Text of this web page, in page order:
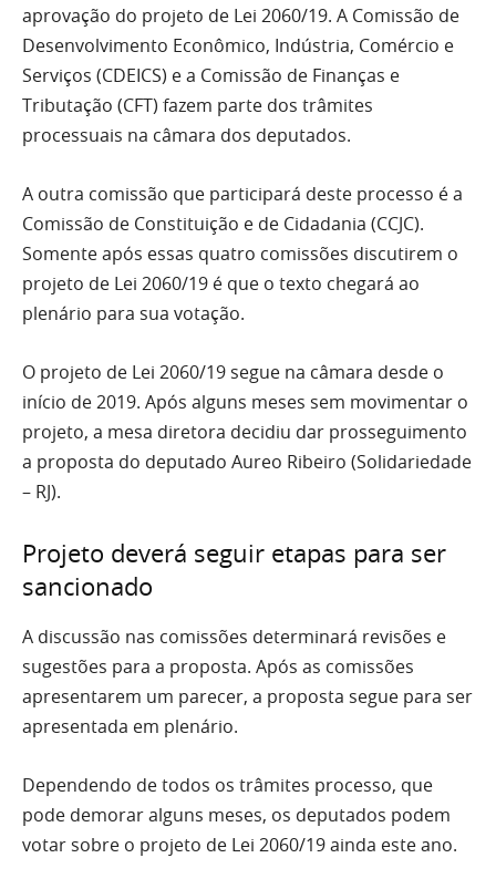
aprovação do projeto de Lei 2060/19. A Comissão de
Desenvolvimento Econômico, Indústria, Comércio e
Serviços (CDEICS) e a Comissão de Finanças e
Tributação (CFT) fazem parte dos trâmites
processuais na câmara dos deputados.
A outra comissão que participará deste processo é a
Comissão de Constituição e de Cidadania (CCJC).
Somente após essas quatro comissões discutirem o
projeto de Lei 2060/19 é que o texto chegará ao
plenário para sua votação.
O projeto de Lei 2060/19 segue na câmara desde o
início de 2019. Após alguns meses sem movimentar o
projeto, a mesa diretora decidiu dar prosseguimento
a proposta do deputado Aureo Ribeiro (Solidariedade
– RJ).
Projeto deverá seguir etapas para ser
sancionado
A discussão nas comissões determinará revisões e
sugestões para a proposta. Após as comissões
apresentarem um parecer, a proposta segue para ser
apresentada em plenário.
Dependendo de todos os trâmites processo, que
pode demorar alguns meses, os deputados podem
votar sobre o projeto de Lei 2060/19 ainda este ano.